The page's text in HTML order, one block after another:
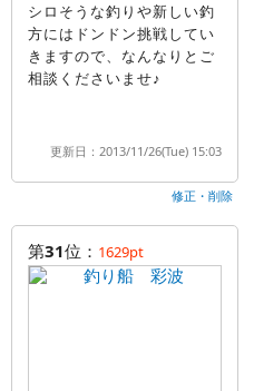
シロそうな釣りや新しい釣
方にはドンドン挑戦してい
きますので、なんなりとご
相談くださいませ♪
更新日：2013/11/26(Tue) 15:03
修正・削除
第31位： 1629pt